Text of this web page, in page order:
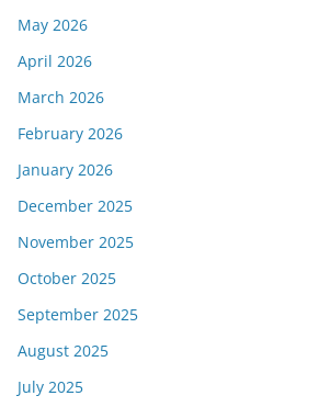
May 2026
April 2026
March 2026
February 2026
January 2026
December 2025
November 2025
October 2025
September 2025
August 2025
July 2025